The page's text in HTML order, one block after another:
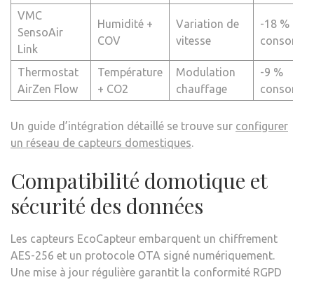
VMC
SensoAir
Link
Humidité +
COV
Variation de
vitesse
-18 %
Thermostat
AirZen Flow
Température
+ CO2
Modulation
chauffage
-9 %
Un guide d’intégration détaillé se trouve sur configurer
un réseau de capteurs domestiques.
Compatibilité domotique et
sécurité des données
Les capteurs EcoCapteur embarquent un chiffrement
AES-256 et un protocole OTA signé numériquement.
Une mise à jour régulière garantit la conformité RGPD